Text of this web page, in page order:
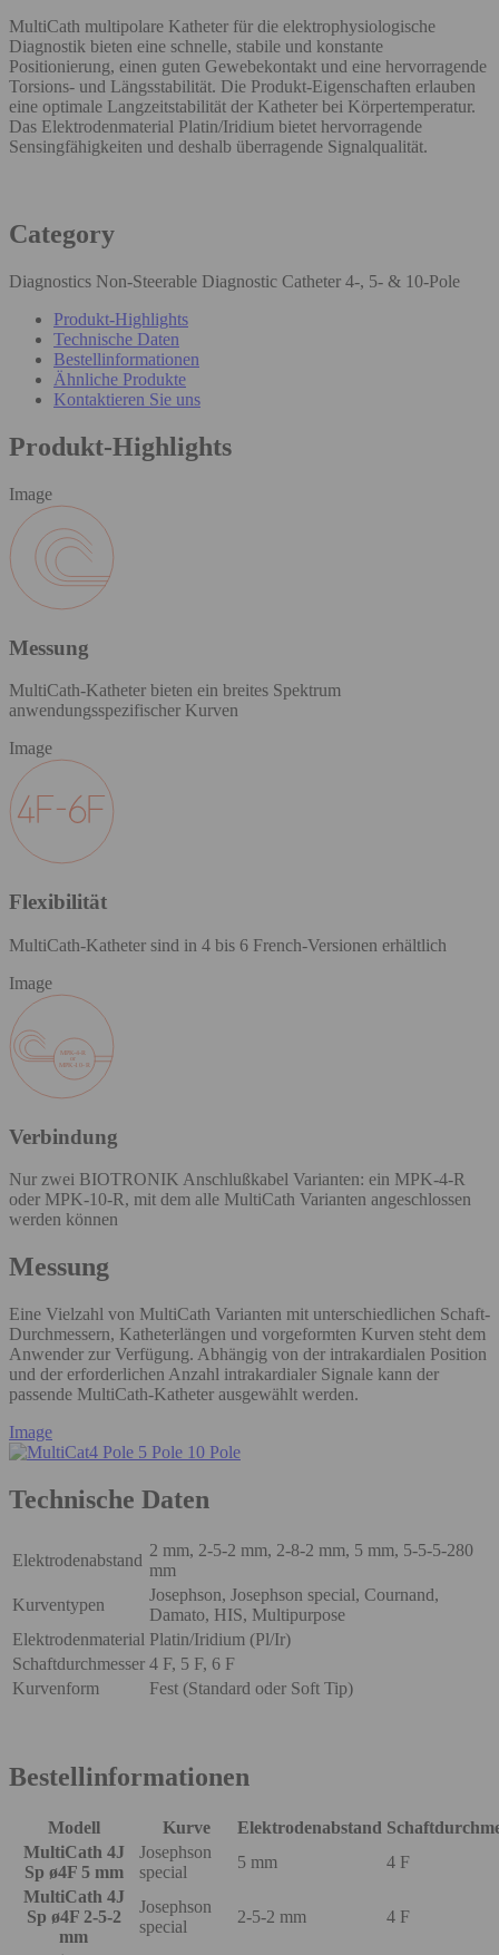
MultiCath multipolare Katheter für die elektrophysiologische
Diagnostik bieten eine schnelle, stabile und konstante
Positionierung, einen guten Gewebekontakt und eine hervorragende
Torsions- und Längsstabilität. Die Produkt-Eigenschaften erlauben
eine optimale Langzeitstabilität der Katheter bei Körpertemperatur.
Das Elektrodenmaterial Platin/Iridium bietet hervorragende
Sensingfähigkeiten und deshalb überragende Signalqualität.
Category
Diagnostics Non-Steerable Diagnostic Catheter 4-, 5- & 10-Pole
Produkt-Highlights
Technische Daten
Bestellinformationen
Ähnliche Produkte
Kontaktieren Sie uns
Produkt-Highlights
Image
Messung
MultiCath-Katheter bieten ein breites Spektrum
anwendungsspezifischer Kurven
Image
Flexibilität
MultiCath-Katheter sind in 4 bis 6 French-Versionen erhältlich
Image
Verbindung
Nur zwei BIOTRONIK Anschlußkabel Varianten: ein MPK-4-R
oder MPK-10-R, mit dem alle MultiCath Varianten angeschlossen
werden können
Messung
Eine Vielzahl von MultiCath Varianten mit unterschiedlichen Schaft-
Durchmessern, Katheterlängen und vorgeformten Kurven steht dem
Anwender zur Verfügung. Abhängig von der intrakardialen Position
und der erforderlichen Anzahl intrakardialer Signale kann der
passende MultiCath-Katheter ausgewählt werden.
Image
Technische Daten
Elektrodenabstand
2 mm, 2-5-2 mm, 2-8-2 mm, 5 mm, 5-5-5-280
mm
Kurventypen
Josephson, Josephson special, Cournand,
Damato, HIS, Multipurpose
Elektrodenmaterial Platin/Iridium (Pl/Ir)
Schaftdurchmesser 4 F, 5 F, 6 F
Kurvenform
Fest (Standard oder Soft Tip)
Bestellinformationen
Modell Kurve Elektrodenabstand
MultiCath 4J
Sp ø4F 5 mm
Josephson
special
5 mm
4 F
MultiCath 4J
Sp ø4F 2-5-2
mm
Josephson
special
2-5-2 mm 4 F